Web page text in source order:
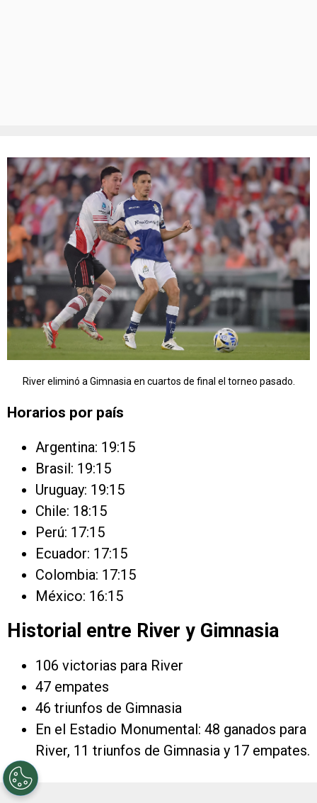
River eliminó a Gimnasia en cuartos de final el torneo pasado.
Horarios por país
Argentina: 19:15
Brasil: 19:15
Uruguay: 19:15
Chile: 18:15
Perú: 17:15
Ecuador: 17:15
Colombia: 17:15
México: 16:15
Historial entre River y Gimnasia
106 victorias para River
47 empates
46 triunfos de Gimnasia
En el Estadio Monumental: 48 ganados para
River, 11 triunfos de Gimnasia y 17 empates.